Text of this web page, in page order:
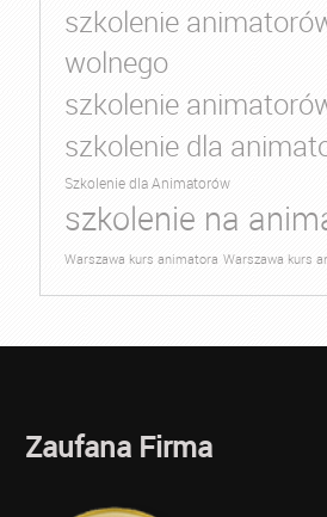
szkolenie
wolnego
szkolenie
szkolenie dla
Szkolenie dla Animatorów
szkolenie na
Warszawa kurs animatora Warszawa kurs
Zaufana Firma